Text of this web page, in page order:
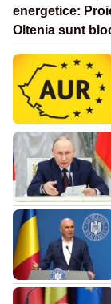
energetice:
Oltenia sunt